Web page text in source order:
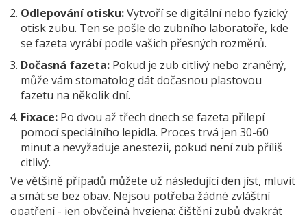
Odlepování otisku:Vytvoří se digitální nebo fyzický
otisk zubu. Ten se pošle do zubního laboratoře, kde
se fazeta vyrábí podle vašich přesných rozměrů.
Dočasná fazeta: Pokud je zub citlivý nebo zraněný,
může vám stomatolog dát dočasnou plastovou
fazetu na několik dní.
Fixace: Po dvou až třech dnech se fazeta přilepí
pomocí speciálního lepidla. Proces trvá jen 30-60
minut a nevyžaduje anestezii, pokud není zub příliš
citlivý.
Ve většině případů můžete už následující den jíst, mluvit
a smát se bez obav. Nejsou potřeba žádné zvláštní
opatření - jen obyčejná hygiena: čištění zubů dvakrát